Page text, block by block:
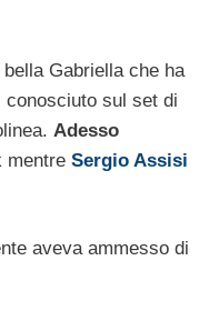
Gabriella che ha
sul set di
Adesso
mentre Sergio Assisi
aveva ammesso di